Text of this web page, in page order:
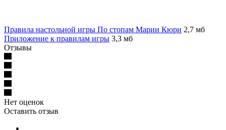
Правила настольной игры По стопам Марии Кюри 2,7 мб
Приложение к правилам игры 3,3 мб
Отзывы
Нет оценок
Оставить отзыв